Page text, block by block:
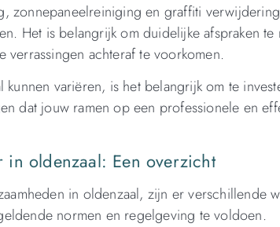
zonnepaneelreiniging en graffiti
Het is belangrijk om duidelijke afspraken
achteraf te voorkomen.
variëren, is het belangrijk om te
dat jouw ramen op een professionele en
in oldenzaal: Een overzicht
in oldenzaal, zijn er verschillende
normen en regelgeving te voldoen.